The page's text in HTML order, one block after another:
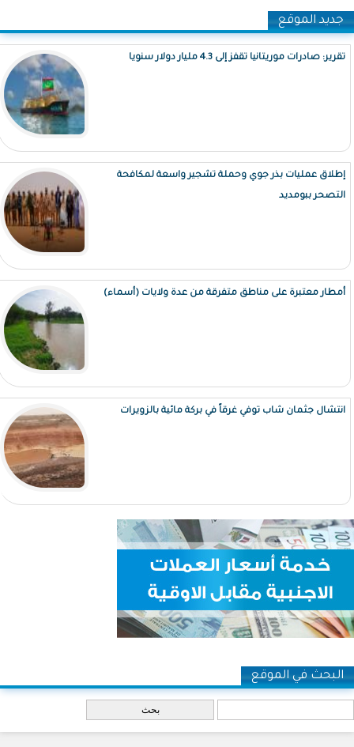
جديد الموقع
تقرير: صادرات موريتانيا تقفز إلى 4.3 مليار دولار سنويا
إطلاق عمليات بذر جوي وحملة تشجير واسعة لمكافحة
التصحر ببومديد
أمطار معتبرة على مناطق متفرقة من عدة ولايات (أسماء)
انتشال جثمان شاب توفي غرقاً في بركة مائية بالزويرات
البحث في الموقع